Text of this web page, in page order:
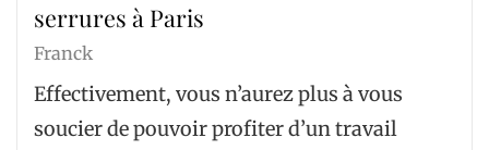
serrures à Paris
Franck
Effectivement, vous n’aurez plus à vous
soucier de pouvoir profiter d’un travail